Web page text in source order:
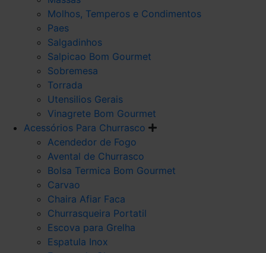
Molhos, Temperos e Condimentos
Paes
Salgadinhos
Salpicao Bom Gourmet
Sobremesa
Torrada
Utensilios Gerais
Vinagrete Bom Gourmet
Acessórios Para Churrasco
Acendedor de Fogo
Avental de Churrasco
Bolsa Termica Bom Gourmet
Carvao
Chaira Afiar Faca
Churrasqueira Portatil
Escova para Grelha
Espatula Inox